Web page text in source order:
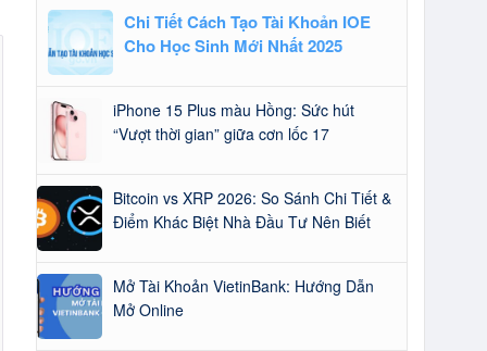
Chi Tiết Cách Tạo Tài Khoản IOE
Cho Học Sinh Mới Nhất 2025
iPhone 15 Plus màu Hồng: Sức hút
“Vượt thời gian” giữa cơn lốc 17
Bitcoin vs XRP 2026: So Sánh Chi Tiết &
Điểm Khác Biệt Nhà Đầu Tư Nên Biết
Mở Tài Khoản VietinBank: Hướng Dẫn
Mở Online